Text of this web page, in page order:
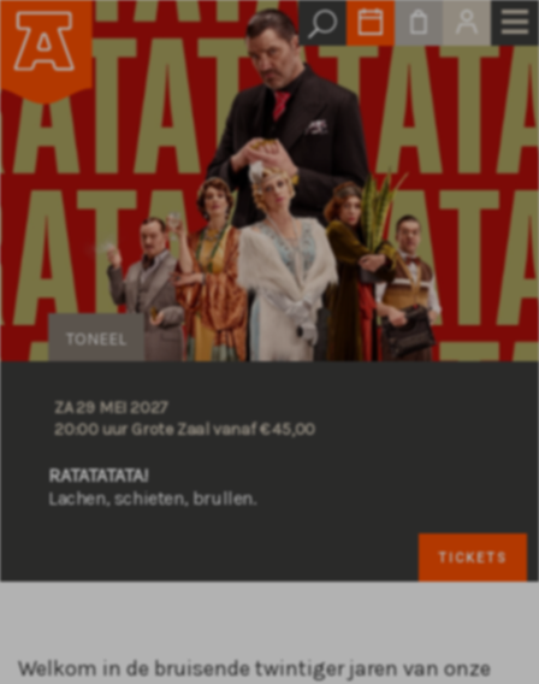
RATATATATA!
Lachen, schieten, brullen.
TONEEL
ZA 29 MEI 2027
20:00 uur Grote Zaal vanaf € 45,00
TICKETS
Welkom in de bruisende twintiger jaren van onze